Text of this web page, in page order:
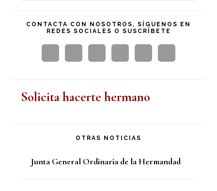
esta
CONTACTA CON NOSOTROS, SÍGUENOS EN
REDES SOCIALES O SUSCRÍBETE
Solicita hacerte hermano
OTRAS NOTICIAS
Junta General Ordinaria de la Hermandad